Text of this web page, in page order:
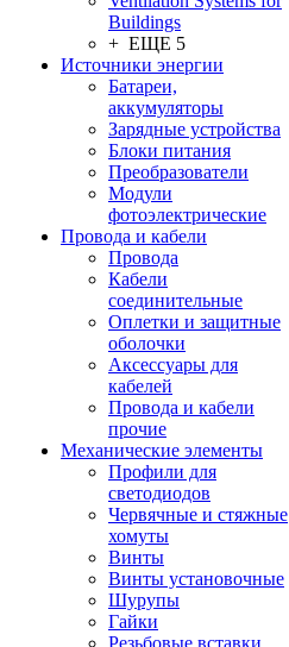
Buildings
+ ЕЩЕ 5
Источники энергии
Батареи,
аккумуляторы
Зарядные устройства
Блоки питания
Преобразователи
Модули
фотоэлектрические
Провода и кабели
Провода
Кабели
соединительные
Оплетки и защитные
оболочки
Аксессуары для
кабелей
Провода и кабели
прочие
Механические элементы
Профили для
светодиодов
Червячные и стяжные
хомуты
Винты
Винты установочные
Шурупы
Гайки
Резьбовые вставки